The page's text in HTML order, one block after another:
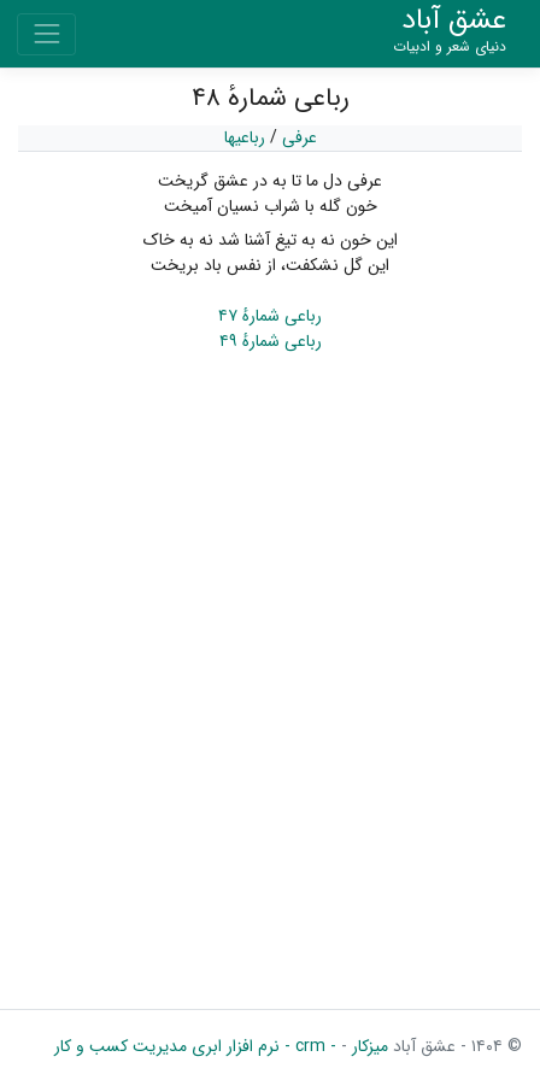
عشق آباد
دنیای شعر و ادبیات
رباعی شمارهٔ ۴۸
عرفی/ رباعیها
عرفی دل ما تا به در عشق گریخت
خون گله با شراب نسیان آمیخت
این خون نه به تیغ آشنا شد نه به خاک
این گل نشکفت، از نفس باد بریخت
رباعی شمارهٔ ۴۷
رباعی شمارهٔ ۴۹
© ۱۴۰۴ - عشق آباد میزکار - - crm - نرم افزار ابری مدیریت کسب و کار